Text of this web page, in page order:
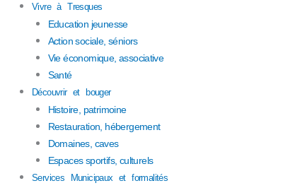
Vivre à Tresques
Education jeunesse
Action sociale, séniors
Vie économique, associative
Santé
Découvrir et bouger
Histoire, patrimoine
Restauration, hébergement
Domaines, caves
Espaces sportifs, culturels
Services Municipaux et formalités